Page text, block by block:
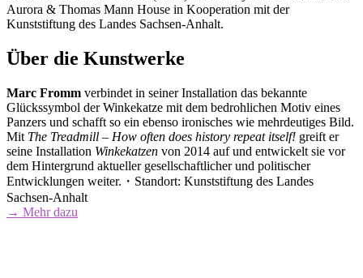
Aurora & Thomas Mann House in Kooperation mit der
Kunststiftung des Landes Sachsen-Anhalt.
Über die Kunstwerke
Marc Fromm verbindet in seiner Installation das bekannte
Glückssymbol der Winkekatze mit dem bedrohlichen Motiv eines
Panzers und schafft so ein ebenso ironisches wie mehrdeutiges Bild.
Mit The Treadmill – How often does history repeat itself! greift er
seine Installation Winkekatzen von 2014 auf und entwickelt sie vor
dem Hintergrund aktueller gesellschaftlicher und politischer
Entwicklungen weiter.・Standort: Kunststiftung des Landes
Sachsen-Anhalt
→ Mehr dazu